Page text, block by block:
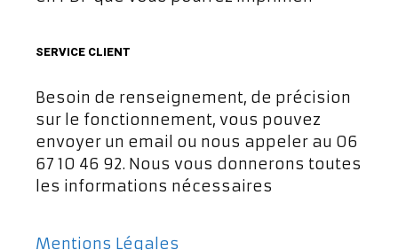
SERVICE CLIENT
Besoin de renseignement, de précision
sur le fonctionnement, vous pouvez
envoyer un email ou nous appeler au 06
67 10 46 92. Nous vous donnerons toutes
les informations nécessaires
Mentions Légales